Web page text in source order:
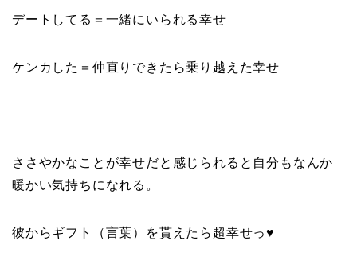
デートしてる＝一緒にいられる幸せ
ケンカした＝仲直りできたら乗り越えた幸せ
ささやかなことが幸せだと感じられると自分もなんか
暖かい気持ちになれる。
彼からギフト（言葉）を貰えたら超幸せっ♥